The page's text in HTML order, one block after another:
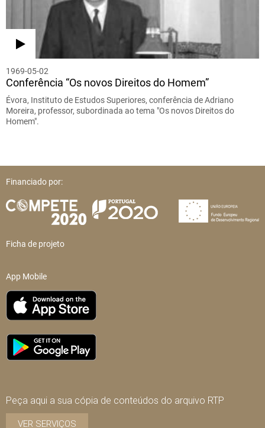
1969-05-02
Conferência “Os novos Direitos do Homem”
Évora, Instituto de Estudos Superiores, conferência de Adriano
Moreira, professor, subordinada ao tema "Os novos Direitos do
Homem".
Financiado por:
Ficha de projeto
App Mobile
Peça aqui a sua cópia de conteúdos do arquivo RTP
VER SERVIÇOS